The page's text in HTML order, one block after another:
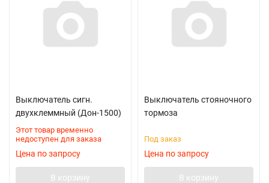
Выключатель сигн.
двухклеммный (Дон-1500)
Этот товар временно
недоступен для заказа
Цена по запросу
В корзину
Выключатель стояночного
тормоза
Под заказ
Цена по запросу
В корзину